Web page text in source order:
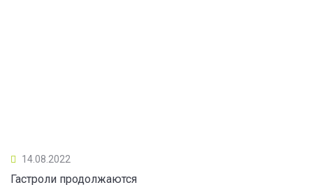
14.08.2022
Гастроли продолжаются